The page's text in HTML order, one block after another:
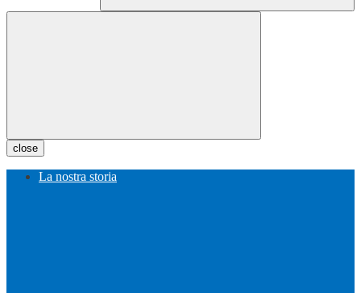
close
La nostra storia